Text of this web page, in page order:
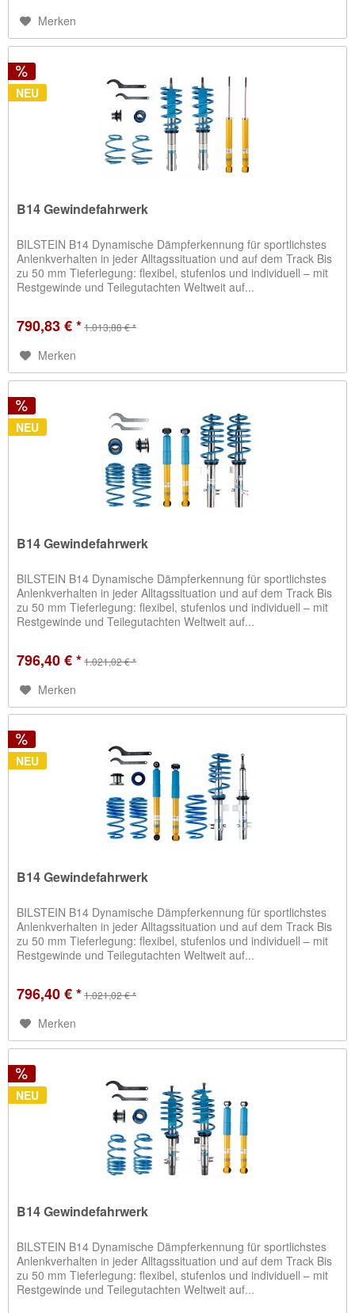
Merken
NEU
B14 Gewindefahrwerk
BILSTEIN B14 Dynamische Dämpferkennung für sportlichstes
Anlenkverhalten in jeder Alltagssituation und auf dem Track Bis
zu 50 mm Tieferlegung: flexibel, stufenlos und individuell – mit
Restgewinde und Teilegutachten Weltweit auf...
790,83 € *1.013,88 € *
Merken
NEU
B14 Gewindefahrwerk
BILSTEIN B14 Dynamische Dämpferkennung für sportlichstes
Anlenkverhalten in jeder Alltagssituation und auf dem Track Bis
zu 50 mm Tieferlegung: flexibel, stufenlos und individuell – mit
Restgewinde und Teilegutachten Weltweit auf...
796,40 € *1.021,02 € *
Merken
NEU
B14 Gewindefahrwerk
BILSTEIN B14 Dynamische Dämpferkennung für sportlichstes
Anlenkverhalten in jeder Alltagssituation und auf dem Track Bis
zu 50 mm Tieferlegung: flexibel, stufenlos und individuell – mit
Restgewinde und Teilegutachten Weltweit auf...
796,40 € *1.021,02 € *
Merken
NEU
B14 Gewindefahrwerk
BILSTEIN B14 Dynamische Dämpferkennung für sportlichstes
Anlenkverhalten in jeder Alltagssituation und auf dem Track Bis
zu 50 mm Tieferlegung: flexibel, stufenlos und individuell – mit
Restgewinde und Teilegutachten Weltweit auf...